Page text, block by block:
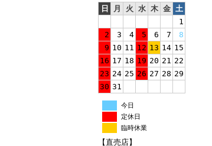
日
月 火 水 木 金 土
1
2
3 4 5 6 7
8
9 10 11 12 13 14 15
16 17 18 19 20 21 22
23 24 25 26 27 28 29
30 31
今日
定休日
臨時休業
【直売店】